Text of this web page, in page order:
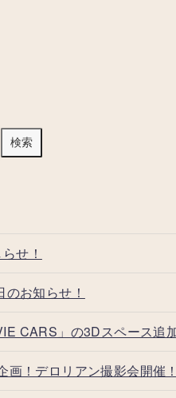
検索
せ！
お知らせ！
CARS」の3Dスペース追
画！デロリアン撮影会開催